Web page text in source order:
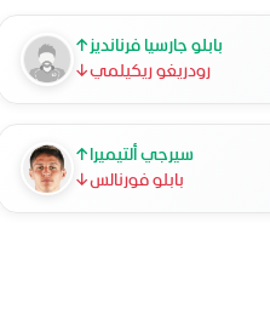
↑ بابلو جارسيا فرنانديز
↓رودريغو ريكيلمي
↑ سيرجي ألتيميرا
↓بابلو فورنالس